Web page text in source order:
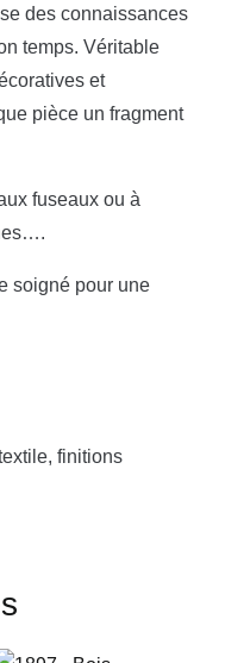
des connaissances
temps. Véritable
et
pièce un fragment
fuseaux ou à
soigné pour une
finitions